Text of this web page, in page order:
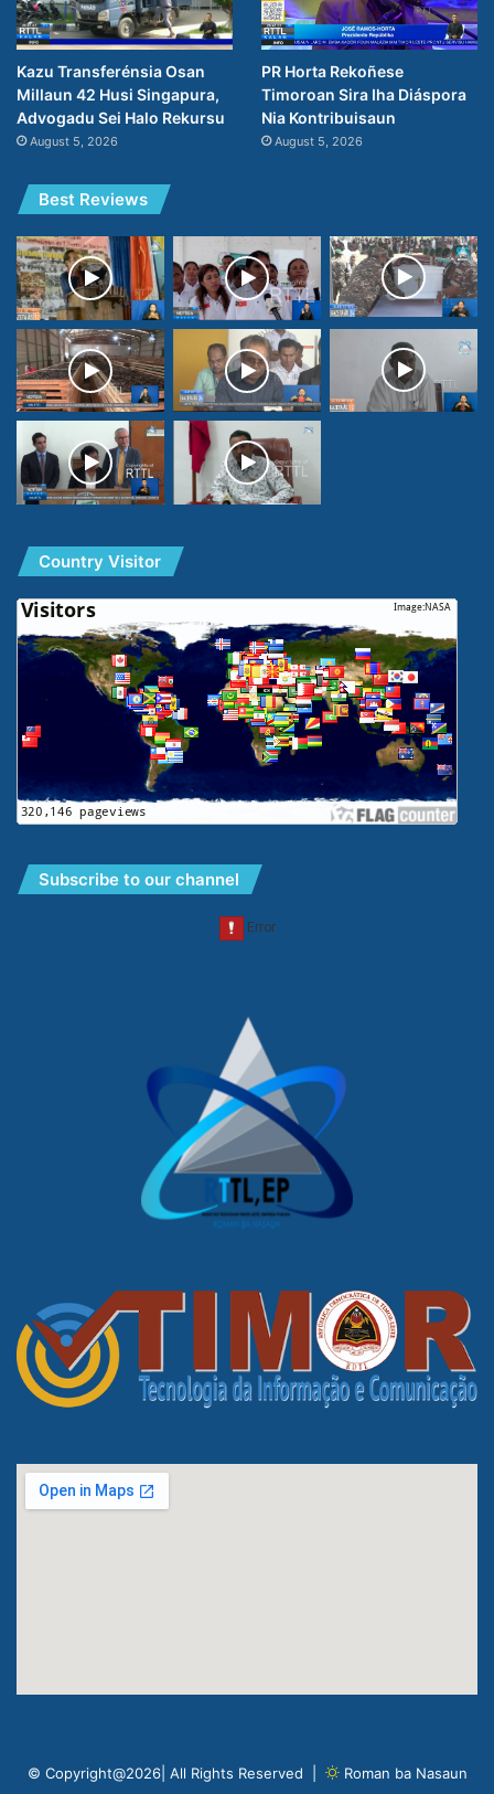
Kazu Transferénsia Osan
Millaun 42 Husi Singapura,
Advogadu Sei Halo Rekursu
August 5, 2026
PR Horta Rekoñese
Timoroan Sira Iha Diáspora
Nia Kontribuisaun
August 5, 2026
Best Reviews
Country Visitor
Subscribe to our channel
© Copyright@2026| All Rights Reserved | Roman ba Nasaun